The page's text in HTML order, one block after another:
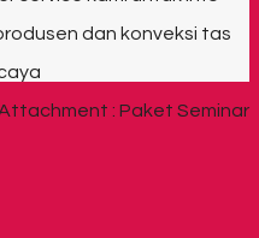
dan konveksi tas
: Paket Seminar